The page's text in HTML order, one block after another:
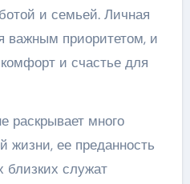
и семьей. Личная
важным приоритетом, и
и счастье для
раскрывает много
жизни, ее преданность
близких служат